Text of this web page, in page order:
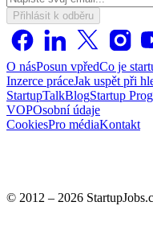
Přihlásit k odběru
O násPosun vpředCo je
Inzerce práceJak uspět při
StartupTalkBlogStartup
VOPOsobní údaje
CookiesPro médiaKontakt
© 2012 – 2026